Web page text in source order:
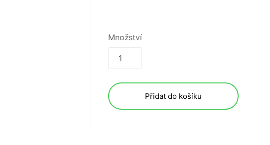
Množství
Přidat do košíku